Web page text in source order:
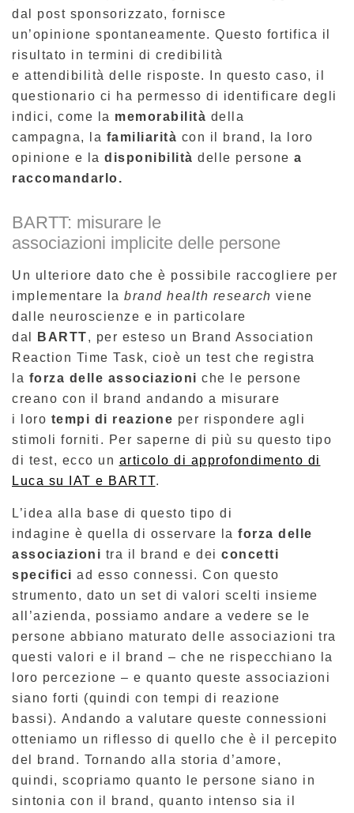
dal post sponsorizzato, fornisce
un’opinione spontaneamente. Questo fortifica il
risultato in termini di credibilità
e attendibilità delle risposte. In questo caso, il
questionario ci ha permesso di identificare degli
indici, come la memorabilità della
campagna, la familiarità con il brand, la loro
opinione e la disponibilità delle persone a
raccomandarlo.
BARTT: misurare le
associazioni implicite delle persone
Un ulteriore dato che è possibile raccogliere per
implementare la brand health research viene
dalle neuroscienze e in particolare
dal
BARTT, per esteso un Brand Association
Reaction Time Task, cioè un test che registra
la forza delle associazioni che le persone
creano con il brand andando a misurare
i loro tempi di reazione per rispondere agli
stimoli forniti. Per saperne di più su questo tipo
di test, ecco un articolo di approfondimento di
Luca su IAT e BARTT.
L’idea alla base di questo tipo di
indagine è quella di osservare la forza delle
associazioni tra il brand e dei concetti
specifici ad esso connessi. Con questo
strumento, dato un set di valori scelti insieme
all’azienda, possiamo andare a vedere se le
persone abbiano maturato delle associazioni tra
questi valori e il brand – che ne rispecchiano
la
loro percezione – e quanto queste associazioni
siano forti (quindi con tempi di reazione
bassi). Andando a valutare queste connessioni
otteniamo un riflesso di quello che è il percepito
del brand . Tornando alla storia d’amore,
quindi, scopriamo quanto le persone siano in
sintonia con il brand, quanto intenso sia il